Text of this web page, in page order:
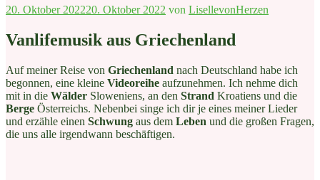
Veröffentlicht
20. Oktober 202220. Oktober 2022 von LisellevonHerzen
Vanlifemusik aus Griechenland
Auf meiner Reise von Griechenland nach Deutschland habe ich
begonnen, eine kleine Videoreihe aufzunehmen. Ich nehme dich
mit in die Wälder Sloweniens, an den Strand Kroatiens und die
Berge Österreichs. Nebenbei singe ich dir je eines meiner Lieder
und erzähle einen Schwung aus dem Leben und die großen Fragen,
die uns alle irgendwann beschäftigen.